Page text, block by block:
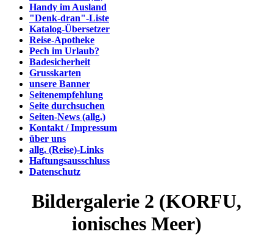
Handy im Ausland
"Denk-dran"-Liste
Katalog-Übersetzer
Reise-Apotheke
Pech im Urlaub?
Badesicherheit
Grusskarten
unsere Banner
Seitenempfehlung
Seite durchsuchen
Seiten-News (allg.)
Kontakt / Impressum
über uns
allg. (Reise)-Links
Haftungsausschluss
Datenschutz
Bildergalerie 2 (KORFU,
ionisches Meer)